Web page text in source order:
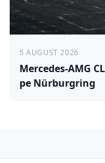
5 AUGUST 2026
Mercedes-AMG
pe Nürburgring